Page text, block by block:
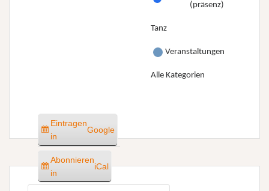
(präsenz)
Tanz
Veranstaltungen
Alle Kategorien
Eintragen
in
Google
Abonnieren
in
iCal